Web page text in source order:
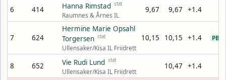
6 414 Hanna Rimstad stat
Raumnes & Årnes IL
9,67 9,67 +1.4
7 624
Hermine Marie Opsahl
Torgersen stat
Ullensaker/Kisa IL Friidrett
10,15 10,15 +1.4 PB
8 652 Vie Rudi Lund stat
Ullensaker/Kisa IL Friidrett
10,47 +1.4